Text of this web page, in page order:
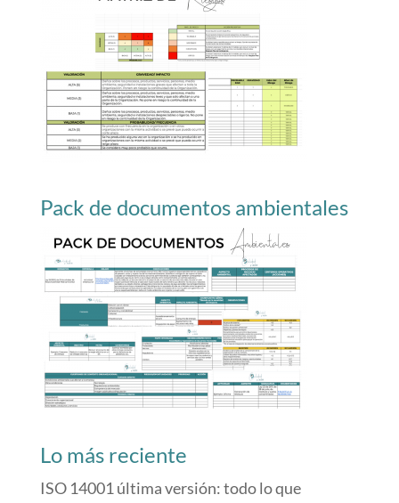
Pack de documentos ambientales
Lo más reciente
ISO 14001 última versión: todo lo que